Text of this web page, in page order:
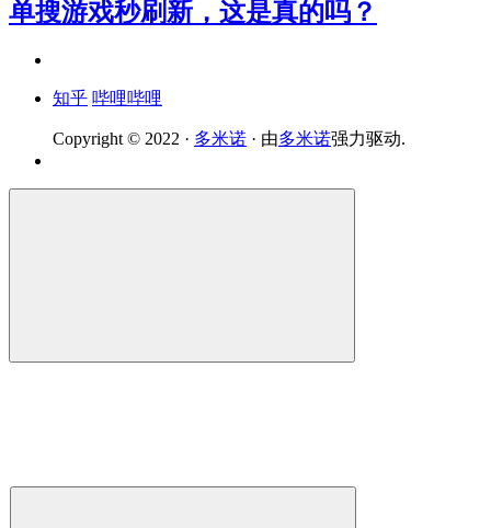
单搜游戏秒刷新，这是真的吗？
知乎 哔哩哔哩
Copyright © 2022 · 多米诺 · 由多米诺强力驱动.